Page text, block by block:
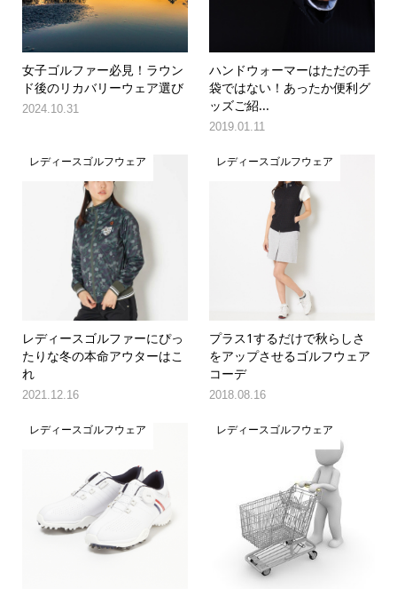
女子ゴルファー必見！ラウン
ド後のリカバリーウェア選び
2024.10.31
ハンドウォーマーはただの手
袋ではない！あったか便利グ
ッズご紹...
2019.01.11
レディースゴルフウェア
レディースゴルファーにぴっ
たりな冬の本命アウターはこ
れ
2021.12.16
レディースゴルフウェア
プラス1するだけで秋らしさ
をアップさせるゴルフウェア
コーデ
2018.08.16
レディースゴルフウェア レディースゴルフウェア